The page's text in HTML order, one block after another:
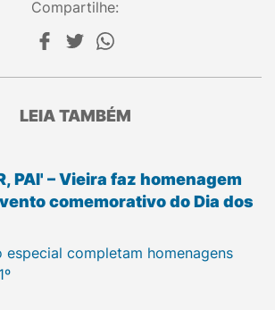
Compartilhe:
LEIA TAMBÉM
PAI' – Vieira faz homenagem
comemorativo do Dia dos
completam homenagens